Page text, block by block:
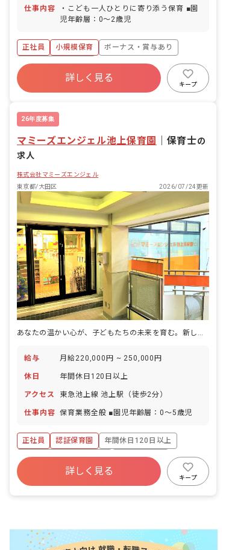
仕事内容
・こども一人ひとりに寄り添う保育 ■園
児年齢層：0～2歳児
正社員 小規模保育
ボーナス・賞与あり
年間休日120日以上
寮・住宅・家賃補助あり
社会保険完備
残業少なめ
詳しく見る
キープ
26年度募集
マミーズエンジェル池上保育園 保育士の
求人
株式会社マミーズエンジェル
東京都/大田区
2026/07/24更新
給与 月給220,000円 ~ 250,000円
休日 年間休日120日以上
アクセス 東急池上線 池上駅（徒歩2分）
仕事内容 保育業務全般 ■園児年齢層：0～5歳児
正社員 認証保育園
年間休日120日以上
寮・住宅・家賃補助あり
社会保険完備
福利厚生充実
残業少なめ
詳しく見る
キープ